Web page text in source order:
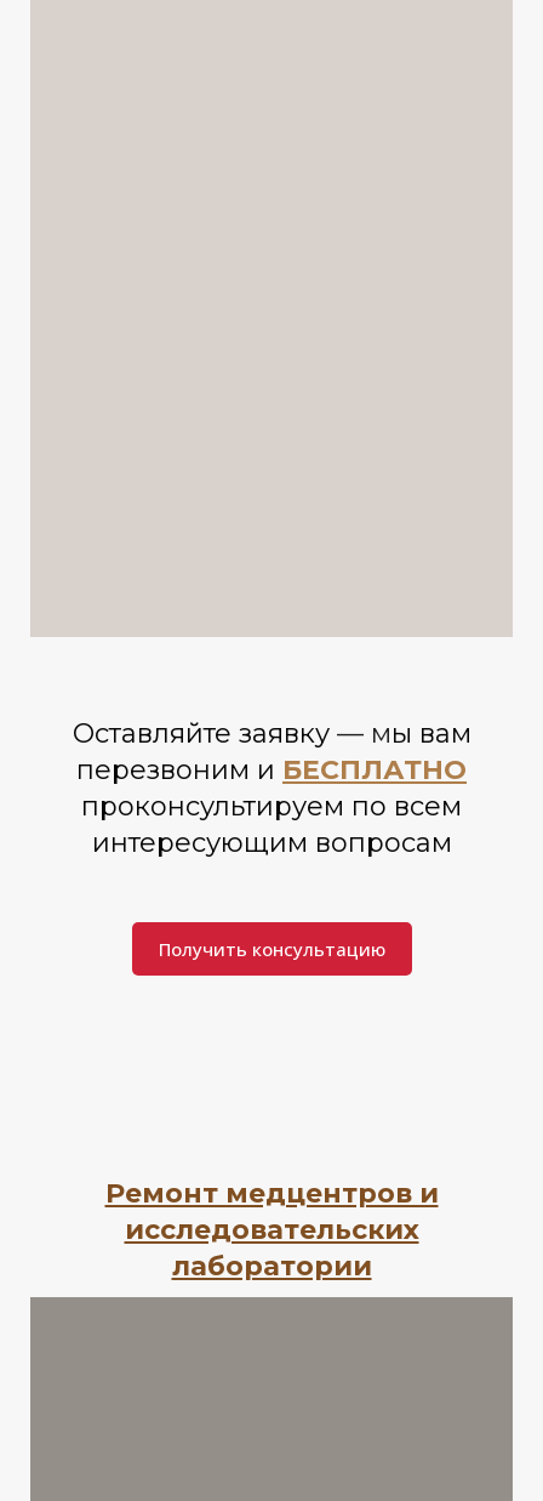
Оставляйте заявку — мы вам
перезвоним и БЕСПЛАТНО
проконсультируем по всем
интересующим вопросам
Получить консультацию
Ремонт медцентров и
исследовательских
лаборатории